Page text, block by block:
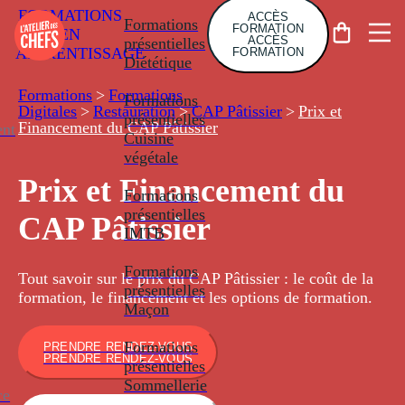
FORMATIONS
EN
APPRENTISSAGE
Formations
présentielles
Diététique
Formations
présentielles
Cuisine
végétale
Formations
présentielles
IMTB
Formations
présentielles
Maçon
Formations
présentielles
Sommellerie
ACCÈS
FORMATION
ACCÈS
FORMATION
Formations > Formations
Digitales > Restauration > CAP Pâtissier > Prix et
Financement du CAP Pâtissier
Prix et Financement du
CAP Pâtissier
Tout savoir sur le prix du CAP Pâtissier : le coût de la
formation, le financement et les options de formation.
PRENDRE RENDEZ-VOUS
PRENDRE RENDEZ-VOUS